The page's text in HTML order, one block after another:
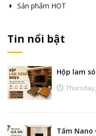
Sản phẩm HOT
Tin nổi bật
Thursday,